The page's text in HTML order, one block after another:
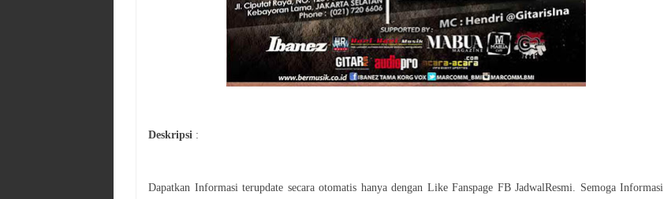
Deskripsi :
Dapatkan Informasi terupdate secara otomatis hanya dengan Like Fanspage FB JadwalResmi. Semoga Informasi